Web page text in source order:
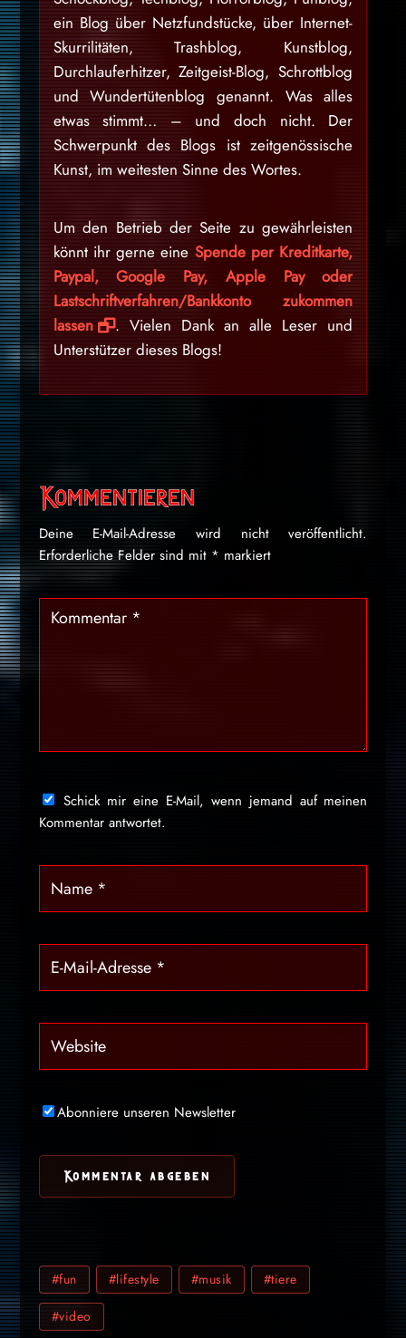
ein Blog über Netzfundstücke, über Internet-
Skurrilitäten, Trashblog, Kunstblog,
Durchlauferhitzer, Zeitgeist-Blog, Schrottblog
und Wundertütenblog genannt. Was alles
etwas stimmt… – und doch nicht. Der
Schwerpunkt des Blogs ist zeitgenössische
Kunst, im weitesten Sinne des Wortes.
Um den Betrieb der Seite zu gewährleisten
könnt ihr gerne eine Spende per Kreditkarte,
Paypal, Google Pay, Apple Pay oder
Lastschriftverfahren/Bankkonto zukommen
lassen
. Vielen Dank an alle Leser und
Unterstützer dieses Blogs!
Kommentieren
Deine E-Mail-Adresse wird nicht veröffentlicht.
Erforderliche Felder sind mit * markiert
Schick mir eine E-Mail, wenn jemand auf meinen
Kommentar antwortet.
Abonniere unseren Newsletter
#fun #lifestyle #musik #tiere
#video